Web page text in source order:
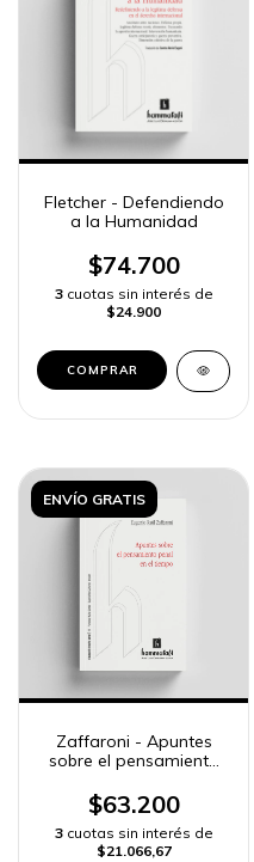
Fletcher - Defendiendo
a la Humanidad
$74.700
3 cuotas sin interés de
$24.900
COMPRAR
ENVÍO GRATIS
Zaffaroni - Apuntes
sobre el pensamiento
$63.200
3 cuotas sin interés de
$21.066,67